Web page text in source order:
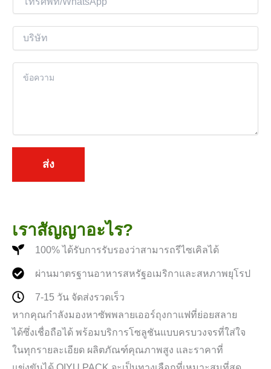
*
ท
ร
พ
ริ
ษั
า
*
ส่ง
เราสัญญาอะไร?
100% ได้รับการรับรองว่าสามารถรีไซเคิลได้
ผ่านมาตรฐานอาหารสหรัฐอเมริกาและสหภาพยุโรป
7-15 วัน จัดส่งรวดเร็ว
หากคุณกำลังมองหาซัพพลายเออร์ถุงกาแฟที่ย่อยสลาย
ได้ซึ่งเชื่อถือได้ พร้อมบริการโซลูชันแบบครบวงจรที่ใส่ใจ
ในทุกรายละเอียด ผลิตภัณฑ์คุณภาพสูง และราคาที่